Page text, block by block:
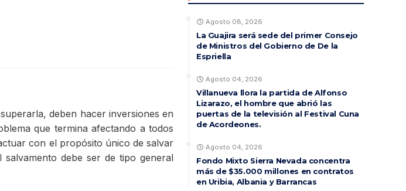
deben hacer inversiones en
que termina afectando a todos
con el propósito único de salvar
debe ser de tipo general
Agosto 08, 2026
La Guajira será sede del primer Consejo
de Ministros del Gobierno de De la
Espriella
Agosto 04, 2026
Villanueva llora la partida de Alfonso
Lizarazo, el hombre que abrió las
puertas de la televisión al Festival Cuna
de Acordeones.
Agosto 04, 2026
Fondo Mixto Sierra Nevada concentra
más de $35.000 millones en contratos
en Uribia, Albania y Barrancas